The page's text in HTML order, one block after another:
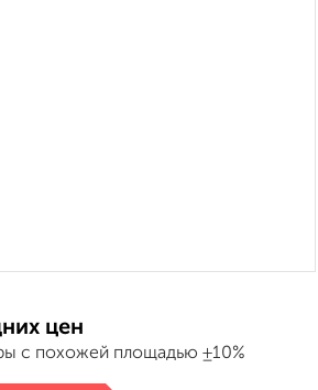
цен
с похожей площадью ±10%